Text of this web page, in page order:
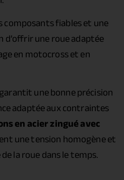
composants fiables et une
une roue adaptée
en motocross et en
garantit une bonne précision
adaptée aux contraintes
en acier zingué avec
une tension homogène et
la roue dans le temps.